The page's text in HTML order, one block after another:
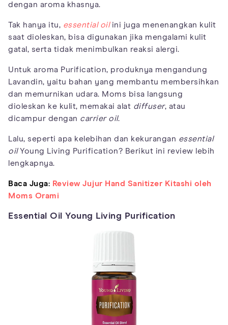
dengan aroma khasnya.
Tak hanya itu, essential oilini juga menenangkan kulit
saat dioleskan, bisa digunakan jika mengalami kulit
gatal, serta tidak menimbulkan reaksi alergi.
Untuk aroma Purification, produknya mengandung
Lavandin, yaitu bahan yang membantu membersihkan
dan memurnikan udara. Moms bisa langsung
dioleskan ke kulit, memakai alat diffuser, atau
dicampur dengan carrier oil.
Lalu, seperti apa kelebihan dan kekurangan essential
oilYoung Living Purification? Berikut ini review lebih
lengkapnya.
Baca Juga: Review Jujur Hand Sanitizer Kitashi oleh
Moms Orami
Essential Oil Young Living Purification